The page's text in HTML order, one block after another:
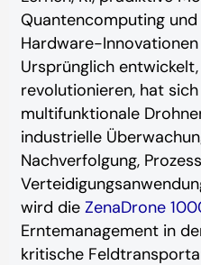
Quantencomputing
Hardware-
Ursprünglich
revolutionieren, hat
multifunktionale
industrielle
Nachverfolgung,
wird die ZenaDrone
Erntemanagement in
kritische